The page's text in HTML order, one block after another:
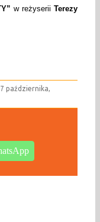
w reżyseriiTerezy
października,